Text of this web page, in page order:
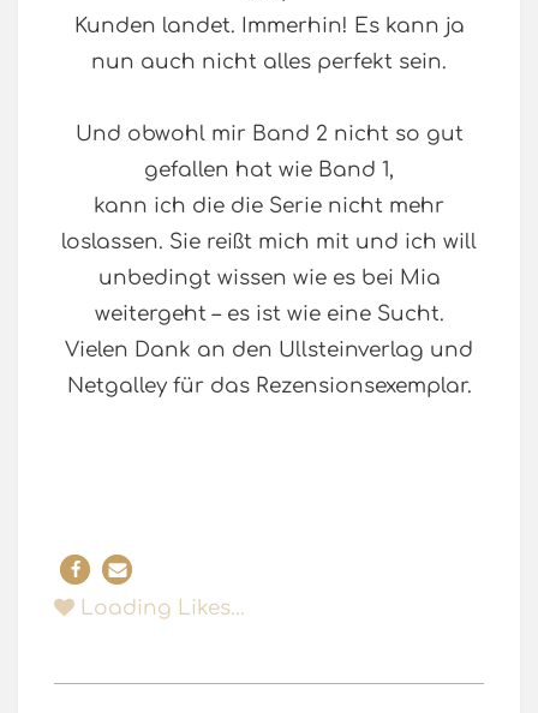
Kunden landet. Immerhin! Es kann ja
nun auch nicht alles perfekt sein.
Und obwohl mir Band 2 nicht so gut
gefallen hat wie Band 1,
kann ich die die Serie nicht mehr
loslassen. Sie reißt mich mit und ich will
unbedingt wissen wie es bei Mia
weitergeht – es ist wie eine Sucht.
Vielen Dank an den Ullsteinverlag und
Netgalley für das Rezensionsexemplar.
Loading Likes...